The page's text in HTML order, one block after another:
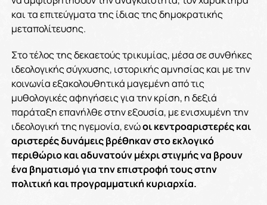
και τα επιτεύγματα της ίδιας της δημοκρατικής
μεταπολίτευσης.
Στο τέλος της δεκαετούς τρικυμίας, μέσα σε συνθήκες
ιδεολογικής σύγχυσης, ιστορικής αμνησίας και με την
κοινωνία εξακολουθητικά μαγεμένη από τις
μυθολογικές αφηγήσεις για την κρίση, η δεξιά
παράταξη επανήλθε στην εξουσία, με ενισχυμένη την
ιδεολογική της ηγεμονία, ενώοι κεντροαριστερές και
αριστερές δυνάμεις βρέθηκαν στο εκλογικό
περιθώριο και αδυνατούν μέχρι στιγμής να βρουν
ένα βηματισμό για την επιστροφή τους στην
πολιτική και προγραμματική κυριαρχία.